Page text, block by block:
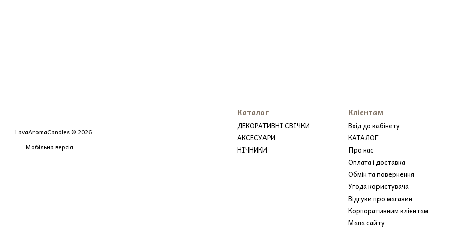
LavaAromaCandles © 2026
Мобільна версія
Каталог
ДЕКОРАТИВНІ СВІЧКИ
АКСЕСУАРИ
НІЧНИКИ
Клієнтам
Вхід до кабінету
КАТАЛОГ
Про нас
Оплата і доставка
Обмін та повернення
Угода користувача
Відгуки про магазин
Корпоративним клієнтам
Мапа сайту